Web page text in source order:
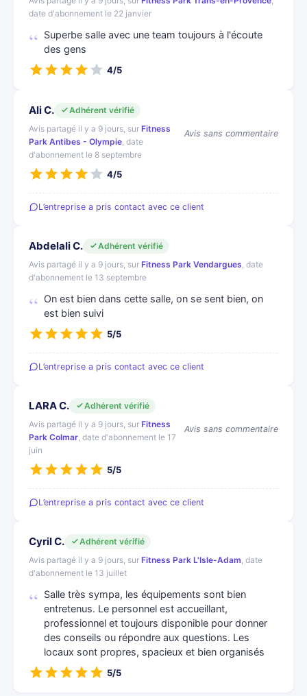
date d'abonnement le 22 janvier
Superbe salle avec une team toujours à l'écoute
des gens
4/5
Ali C.
Adhérent vérifié
Avis partagé il y a 9 jours, sur Fitness
Park Antibes - Olympie, date
d'abonnement le 8 septembre
Avis sans commentaire
4/5
L’entreprise a pris contact avec ce client
Abdelali C.
Adhérent vérifié
Avis partagé il y a 9 jours, sur Fitness Park Vendargues, date
d'abonnement le 13 septembre
On est bien dans cette salle, on se sent bien, on
est bien suivi
5/5
L’entreprise a pris contact avec ce client
LARA C.
Adhérent vérifié
Avis partagé il y a 9 jours, sur Fitness
Park Colmar, date d'abonnement le 17
juin
Avis sans commentaire
5/5
L’entreprise a pris contact avec ce client
Cyril C.
Adhérent vérifié
Avis partagé il y a 9 jours, sur Fitness Park L'Isle-Adam, date
d'abonnement le 13 juillet
Salle très sympa, les équipements sont bien
entretenus. Le personnel est accueillant,
professionnel et toujours disponible pour donner
des conseils ou répondre aux questions. Les
locaux sont propres, spacieux et bien organisés
5/5